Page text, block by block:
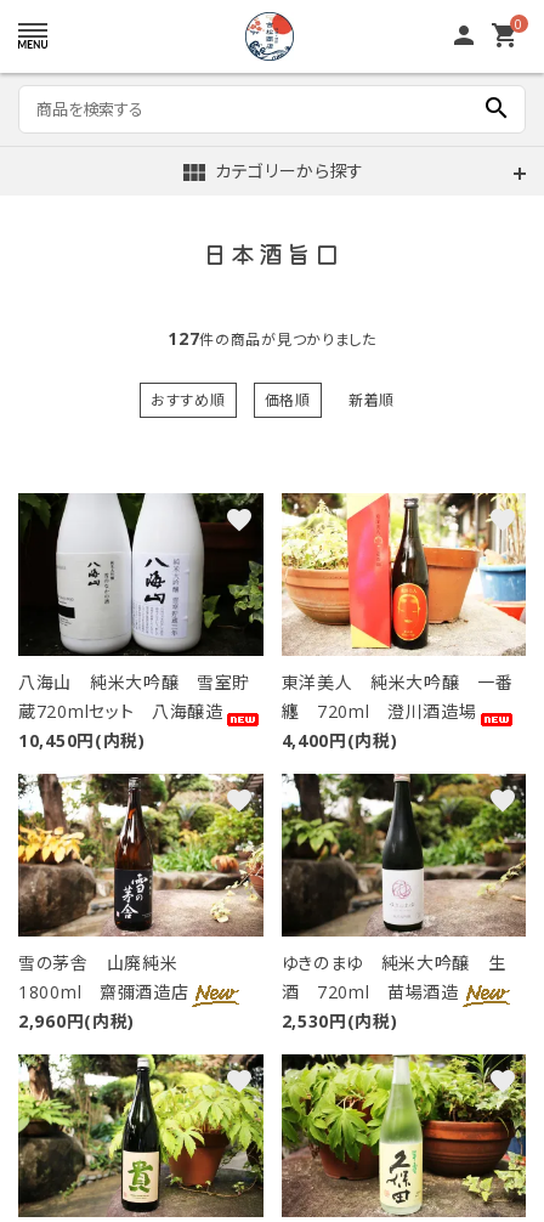
person 0
shopping_cart
search
view_module カテゴリーから探す
日本酒旨口
127件の商品が見つかりました
おすすめ順 価格順 新着順
八海山 純米大吟醸 雪室貯
蔵720mlセット 八海醸造
10,450円(内税)
favorite
東洋美人 純米大吟醸 一番
纏 720ml 澄川酒造場
4,400円(内税)
favorite
雪の茅舎 山廃純米
1800ml 齋彌酒造店
2,960円(内税)
favorite
ゆきのまゆ 純米大吟醸 生
酒 720ml 苗場酒造
2,530円(内税)
favorite
favorite favorite